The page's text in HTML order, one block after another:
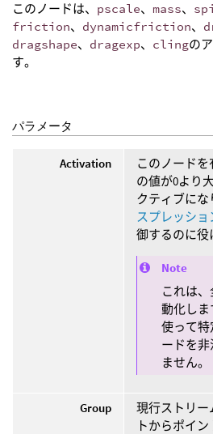
このノードは、 pscale、 mass、
friction、 dynamicfriction、
dragshape、 dragexp、 clingの
す。
パラメータ
Activation
このノード
の値が0より
クティブにな
スプレッショ
御するのに役
Note
これは
動化しま
使って特
ードを
ません。
Group
現行ストリー
トからポイン